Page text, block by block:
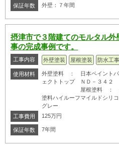
保証年数 外壁：７年間
摂津市で３階建てのモルタル
事の完成事例です。
工事内容 外壁塗装 屋根塗装 防水工事
使用材料
外壁塗料 ： 日本ペイントパ
ェクトトップ ＮＤ－３
屋根塗料 ：
塗料ハイルーフマイルドシリ
グレー
工事費用
125万円
保証年数 7年間